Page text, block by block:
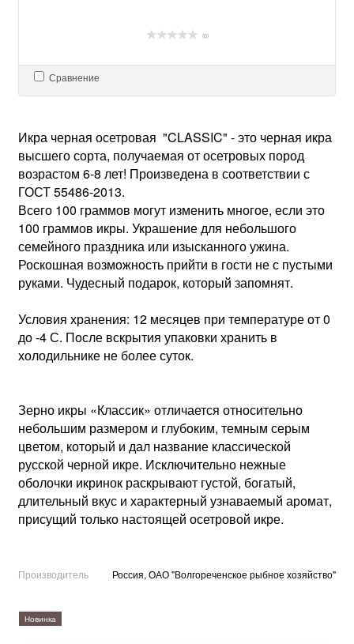
(0)
Сравнение
Икра черная осетровая "CLASSIC" - это черная икра
высшего сорта, получаемая от осетровых пород
возрастом 6-8 лет! Произведена в соответствии с
ГОСТ 55486-2013.
Всего 100 граммов могут изменить многое, если это
100 граммов икры. Украшение для небольшого
семейного праздника или изысканного ужина.
Роскошная возможность прийти в гости не с пустыми
руками. Чудесный подарок, который запомнят.
Условия хранения: 12 месяцев при температуре от 0
до -4 С. После вскрытия упаковки хранить в
холодильнике не более суток.
Зерно икры «Классик» отличается относительно
небольшим размером и глубоким, темным серым
цветом, который и дал название классической
русской черной икре. Исключительно нежные
оболочки икринок раскрывают густой, богатый,
длительный вкус и характерный узнаваемый аромат,
присущий только настоящей осетровой икре.
Производитель Россия, ОАО "Волгореченское рыбное хозяйство"
Новинка